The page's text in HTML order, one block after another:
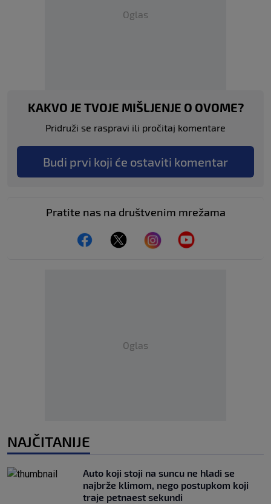
Oglas
KAKVO JE TVOJE MIŠLJENJE O OVOME?
Pridruži se raspravi ili pročitaj komentare
Budi prvi koji će ostaviti komentar
Pratite nas na društvenim mrežama
Oglas
NAJČITANIJE
Auto koji stoji na suncu ne hladi se
najbrže klimom, nego postupkom koji
traje petnaest sekundi